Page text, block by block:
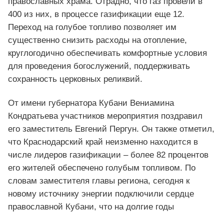
400 из них, в процессе газификации еще 12.
Переход на голубое топливо позволяет им
существенно снизить расходы на отопление,
круглогодично обеспечивать комфортные условия
для проведения богослужений, поддерживать
сохранность церковных реликвий.
От имени губернатора Кубани Вениамина
Кондратьева участников мероприятия поздравил
его заместитель Евгений Пергун. Он также отметил,
что Краснодарский край неизменно находится в
числе лидеров газификации – более 82 процентов
его жителей обеспечено голубым топливом. По
словам заместителя главы региона, сегодня к
новому источнику энергии подключили сердце
православной Кубани, что на долгие годы